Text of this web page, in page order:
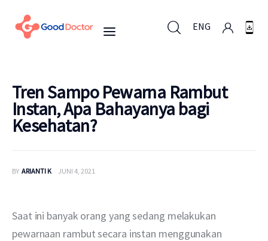
ENG
ENG
Untuk Bisnis
Berita
Tren Sampo Pewarna Rambut
Instan, Apa Bahayanya bagi
Kesehatan?
BY ARIANTI K JUNI 4, 2021
Saat ini banyak orang yang sedang melakukan
pewarnaan rambut secara instan menggunakan